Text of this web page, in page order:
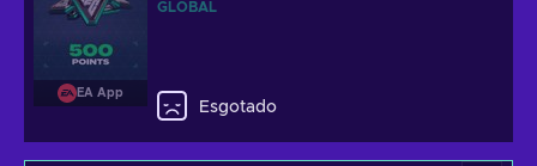
EA App
GLOBAL
Esgotado